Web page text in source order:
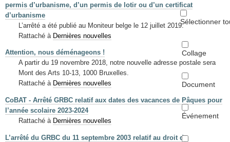
Sélectionner
Collage
Document
Événement
permis d’urbanisme, d’un permis de lotir ou d’un certificat
d’urbanisme
L’arrêté a été publié au Moniteur belge le 12 juillet 2019.
Rattaché à Dernières nouvelles
Attention, nous déménageons !
A partir du 19 novembre 2018, notre nouvelle adresse postale sera
Mont des Arts 10-13, 1000 Bruxelles.
Rattaché à Dernières nouvelles
CoBAT - Arrêté GRBC relatif aux dates des vacances de Pâques pour
l’année scolaire 2023-2024
Rattaché à Dernières nouvelles
L’arrêté du GRBC du 11 septembre 2003 relatif au droit de